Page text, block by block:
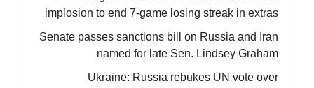
implosion to end 7-game losing streak in extras
Senate passes sanctions bill on Russia and Iran
named for late Sen. Lindsey Graham
Ukraine: Russia rebukes UN vote over